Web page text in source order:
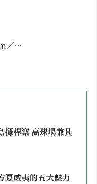
／
揮桿樂 高球場兼具
夏威夷的五大魅力